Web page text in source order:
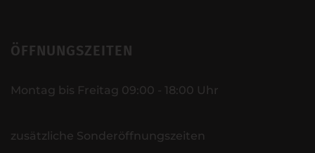
ÖFFNUNGSZEITEN
Montag bis Freitag 09:00 - 18:00 Uhr
zusätzliche Sonderöffnungszeiten